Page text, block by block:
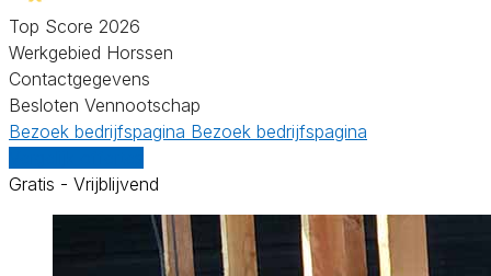
Top Score 2026
Werkgebied Horssen
Contactgegevens
Besloten Vennootschap
Bezoek bedrijfspagina Bezoek bedrijfspagina
Gratis - Vrijblijvend